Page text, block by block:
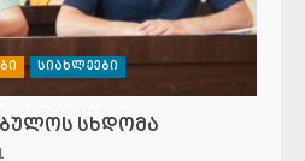
სიახლეები
სხდომა